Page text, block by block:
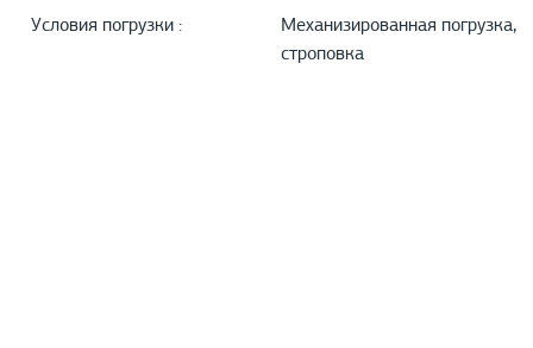
Условия погрузки :
Механизированная погрузка,
строповка